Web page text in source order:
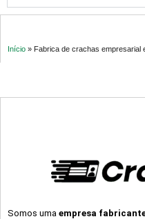
Início » Fabrica de crachas empresarial
Somos uma empresa